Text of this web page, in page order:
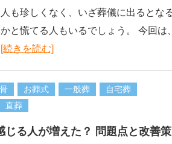
も珍しくなく、いざ葬儀に出るとな
と慌てる人もいるでしょう。 今回は
[続きを読む]
お葬式 一般葬
自宅葬
直葬
じる人が増えた？ 問題点と改善策